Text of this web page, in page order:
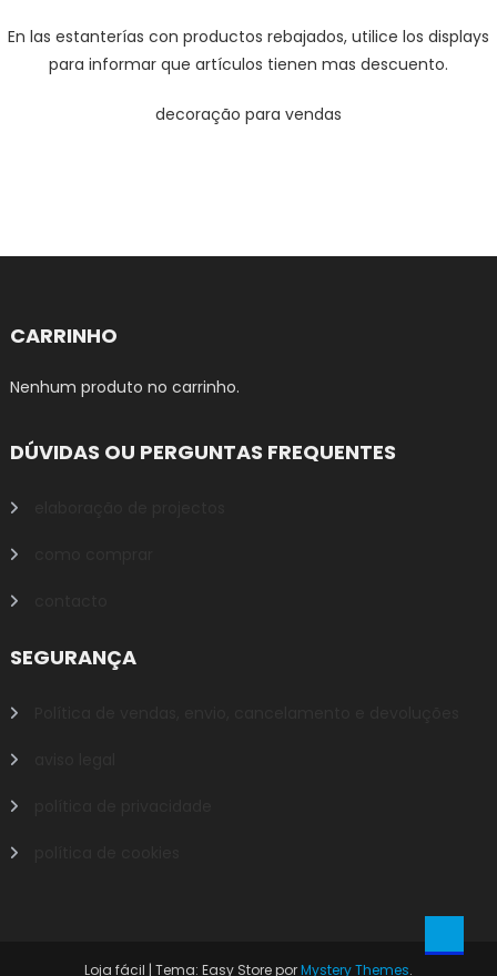
En las estanterías con productos rebajados, utilice los displays
para informar que artículos tienen mas descuento.
decoração para vendas
CARRINHO
Nenhum produto no carrinho.
DÚVIDAS OU PERGUNTAS FREQUENTES
SEGURANÇA
Loja fácil | Tema: Easy Store porMystery Themes.